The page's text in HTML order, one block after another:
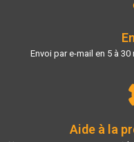
Envoi par e-mail en 5 à
Aide à la